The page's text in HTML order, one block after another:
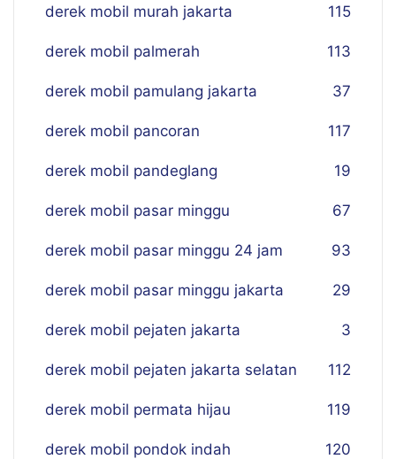
derek mobil murah jakarta 115
derek mobil palmerah 113
derek mobil pamulang jakarta 37
derek mobil pancoran 117
derek mobil pandeglang 19
derek mobil pasar minggu 67
derek mobil pasar minggu 24 jam 93
derek mobil pasar minggu jakarta 29
derek mobil pejaten jakarta 3
derek mobil pejaten jakarta selatan 112
derek mobil permata hijau 119
derek mobil pondok indah 120